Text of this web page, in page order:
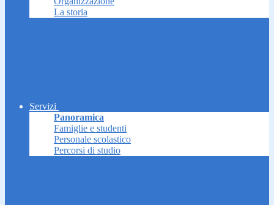
La storia
Servizi
Panoramica
Famiglie e studenti
Personale scolastico
Percorsi di studio